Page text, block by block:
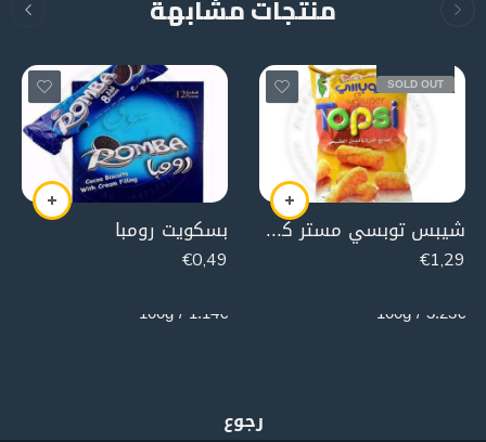
منتجات مشابهة
SOLD OUT
شيبس توبسي مستر كورن (بالجبنة)
€1,29
3.23€ / 100g
بسكويت رومبا
€0,49
1.14€ / 100g